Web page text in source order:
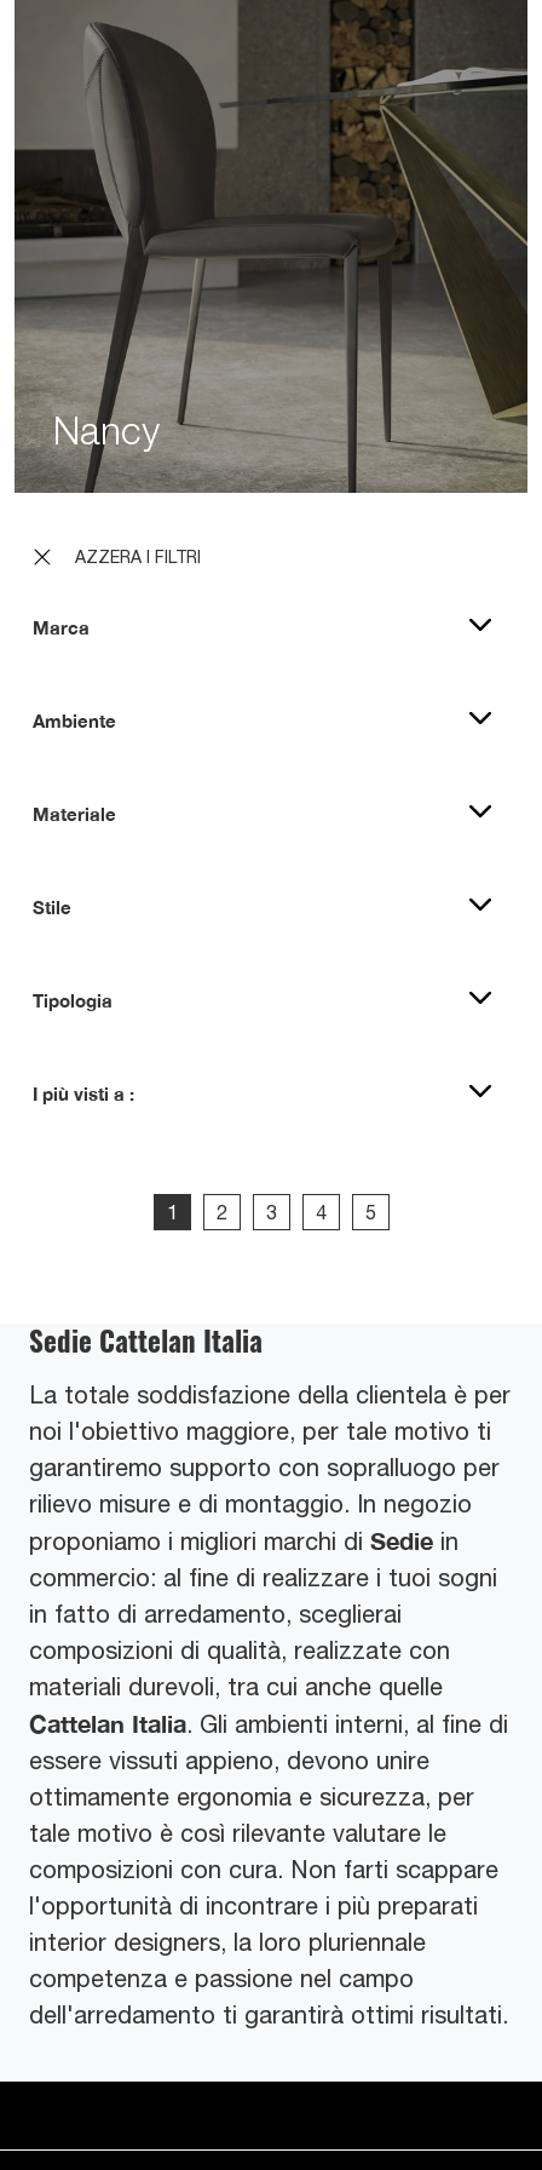
AZZERA I FILTRI
Marca
Ambiente
Materiale
Stile
Tipologia
I più visti a :
Nancy
1 2 3 4 5
Sedie Cattelan Italia
La totale soddisfazione della clientela è per
noi l'obiettivo maggiore, per tale motivo ti
garantiremo supporto con sopralluogo per
rilievo misure e di montaggio. In negozio
proponiamo i migliori marchi di Sedie in
commercio: al fine di realizzare i tuoi sogni
in fatto di arredamento, sceglierai
composizioni di qualità, realizzate con
materiali durevoli, tra cui anche quelle
Cattelan Italia. Gli ambienti interni, al fine di
essere vissuti appieno, devono unire
ottimamente ergonomia e sicurezza, per
tale motivo è così rilevante valutare le
composizioni con cura. Non farti scappare
l'opportunità di incontrare i più preparati
interior designers, la loro pluriennale
competenza e passione nel campo
dell'arredamento ti garantirà ottimi risultati.